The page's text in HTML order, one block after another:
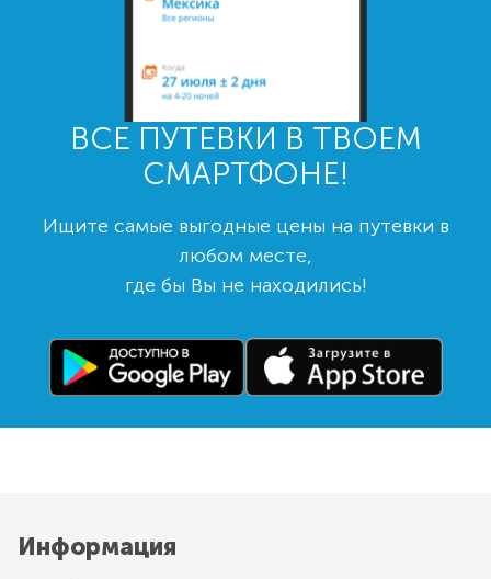
ВСЕ ПУТЕВКИ В ТВОЕМ
СМАРТФОНЕ!
Ищите самые выгодные цены на путевки в
любом месте,
где бы Вы не находились!
Информация